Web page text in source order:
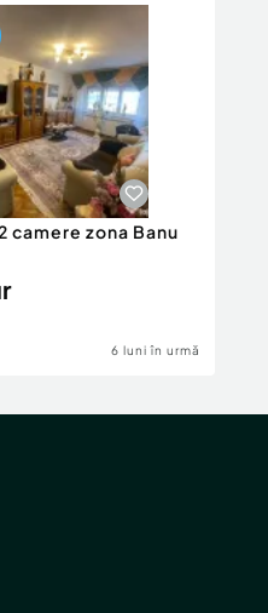
camere zona Banu
6 luni în urmă